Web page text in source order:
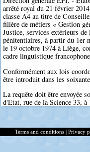
arrêté royal du 21 février
classe A4 au titre de
filière de métiers « Gestion
Justice, services extérieurs
pénitentiaires, à partir du 1er
le 19 octobre 1974 à Liège,
cadre linguistique
Conformément aux lois
être introduit dans les
La requête doit être envoyée
d'Etat, rue de la Science 33,
Terms and conditions | Privacy